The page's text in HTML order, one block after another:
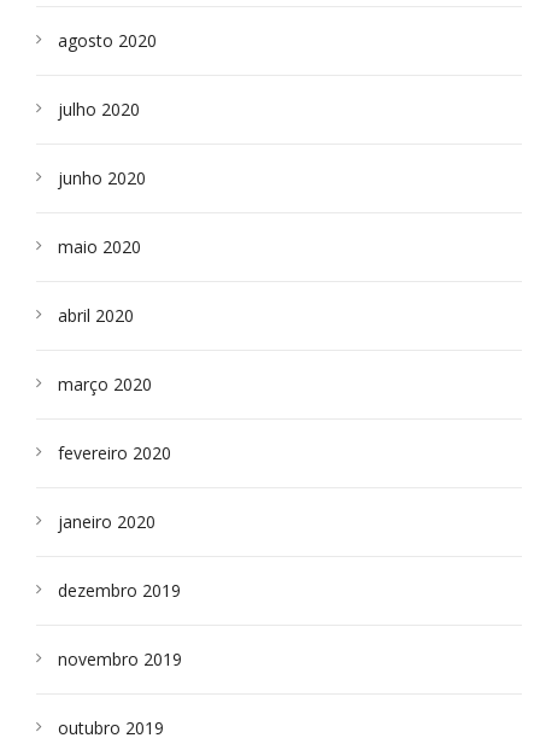
agosto 2020
julho 2020
junho 2020
maio 2020
abril 2020
março 2020
fevereiro 2020
janeiro 2020
dezembro 2019
novembro 2019
outubro 2019